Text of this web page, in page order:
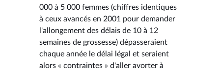
000 à 5 000 femmes (chiffres identiques
à ceux avancés en 2001 pour demander
l'allongement des délais de 10 à 12
semaines de grossesse) dépasseraient
chaque année le délai légal et seraient
alors « contraintes » d'aller avorter à